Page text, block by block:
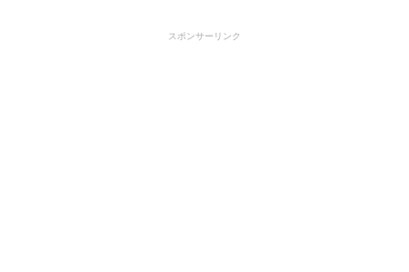
スポンサーリンク